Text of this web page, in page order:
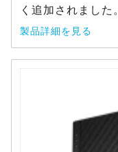
く追加されました。
製品詳細を見る